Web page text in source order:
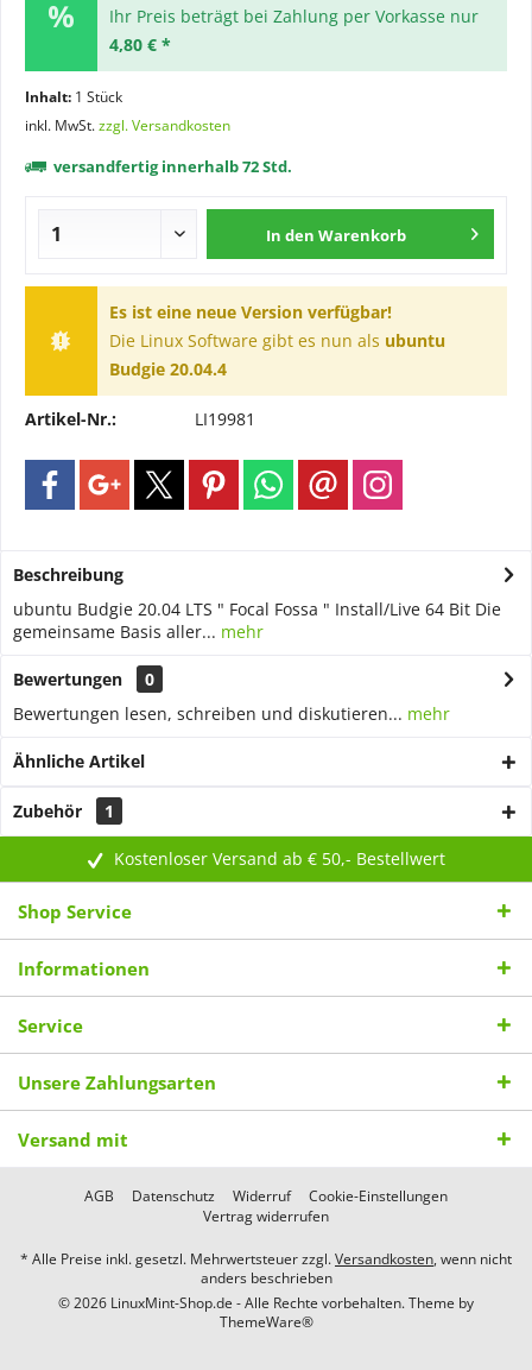
Ihr Preis beträgt bei Zahlung per Vorkasse nur
4,80 € *
Inhalt: 1 Stück
inkl. MwSt.zzgl. Versandkosten
versandfertig innerhalb 72 Std.
In den Warenkorb
Es ist eine neue Version verfügbar!
Die Linux Software gibt es nun als ubuntu
Budgie 20.04.4
Artikel-Nr.: LI19981
Beschreibung
ubuntu Budgie 20.04 LTS " Focal Fossa " Install/Live 64 Bit Die
gemeinsame Basis aller... mehr
Bewertungen
0
Bewertungen lesen, schreiben und diskutieren... mehr
Ähnliche Artikel
Zubehör 1
Kostenloser Versand ab € 50,- Bestellwert
Shop Service
Informationen
Service
Unsere Zahlungsarten
Versand mit
AGB Datenschutz Widerruf
Cookie-Einstellungen
Vertrag widerrufen
* Alle Preise inkl. gesetzl. Mehrwertsteuer zzgl.Versandkosten, wenn nicht
anders beschrieben
© 2026 LinuxMint-Shop.de - Alle Rechte vorbehalten. Theme by
ThemeWare®